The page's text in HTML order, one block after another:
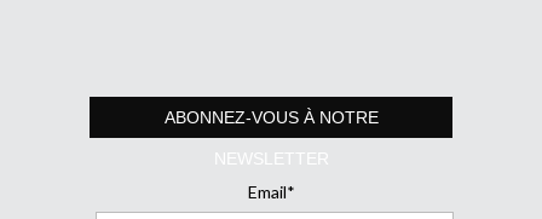
ABONNEZ-VOUS À NOTRE
NEWSLETTER
Email*